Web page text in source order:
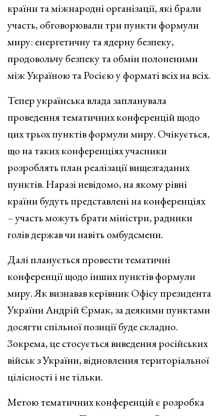
країни та міжнародні організації, які брали
участь, обговорювали три пункти формули
миру: енергетичну та ядерну безпеку,
продовольчу безпеку та обмін полоненими
між Україною та Росією у форматі всіх на всіх.
Тепер українська влада запланувала
проведення тематичних конференцій щодо
цих трьох пунктів формули миру. Очікується,
що на таких конференціях учасники
розроблять план реалізації вищезгаданих
пунктів. Наразі невідомо, на якому рівні
країни будуть представлені на конференціях
– участь можуть брати міністри, радники
голів держав чи навіть омбудсмени.
Далі планується провести тематичні
конференції щодо інших пунктів формули
миру. Як визнавав керівник Офісу президента
України Андрій Єрмак, за деякими пунктами
досягти спільної позиції буде складно.
Зокрема, це стосується виведення російських
військ з України, відновлення територіальної
цілісності і не тільки.
Метою тематичних конференцій є розробка